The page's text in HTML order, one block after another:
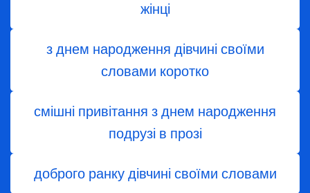
жінці
з днем ​​народження дівчині своїми
словами коротко
смішні привітання з днем народження
подрузі в прозі
доброго ранку дівчині своїми словами